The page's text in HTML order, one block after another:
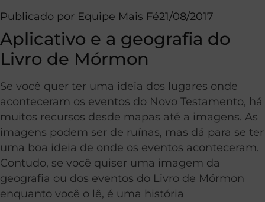
Publicado por Equipe Mais Fé21/08/2017
Aplicativo e a geografia do
Livro de Mórmon
Se você quer ter uma ideia dos lugares onde
aconteceram os eventos do Novo Testamento, há
muitos recursos desde mapas até a imagens. As
imagens podem ser de ruínas, mas dá para se ter
uma boa ideia de onde os eventos aconteceram.
Contudo, se você quiser uma imagem da
geografia ou dos eventos do Livro de Mórmon
enquanto você o lê, é uma história